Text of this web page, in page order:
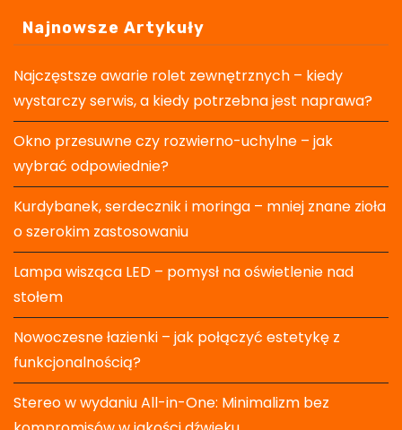
Najnowsze Artykuły
Najczęstsze awarie rolet zewnętrznych – kiedy
wystarczy serwis, a kiedy potrzebna jest naprawa?
Okno przesuwne czy rozwierno-uchylne – jak
wybrać odpowiednie?
Kurdybanek, serdecznik i moringa – mniej znane zioła
o szerokim zastosowaniu
Lampa wisząca LED – pomysł na oświetlenie nad
stołem
Nowoczesne łazienki – jak połączyć estetykę z
funkcjonalnością?
Stereo w wydaniu All-in-One: Minimalizm bez